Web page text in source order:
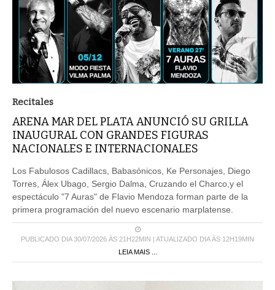
Recitales
ARENA MAR DEL PLATA ANUNCIÓ SU GRILLA
INAUGURAL CON GRANDES FIGURAS
NACIONALES E INTERNACIONALES
Los Fabulosos Cadillacs, Babasónicos, Ke Personajes, Diego
Torres, Álex Ubago, Sergio Dalma, Cruzando el Charco,y el
espectáculo "7 Auras" de Flavio Mendoza forman parte de la
primera programación del nuevo escenario marplatense.
PUBLICADO DIA 30/07/2026 ÀS 21H22MIN | ATUALIZADO DIA ÀS 12H19MIN
LEIA MAIS ...